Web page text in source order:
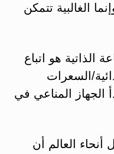
الغالبية تتمكن
الذاتية هو اتباع
السعرات
الجهاز المناعي في
العالم أن